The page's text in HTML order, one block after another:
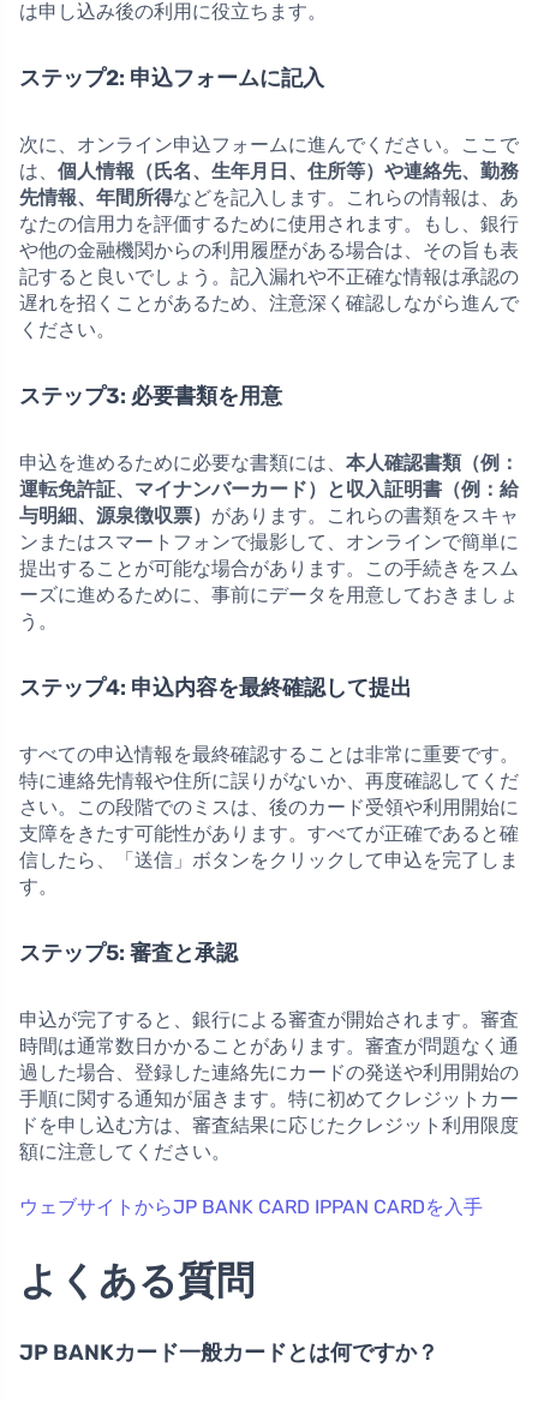
は申し込み後の利用に役立ちます。
ステップ2: 申込フォームに記入
次に、オンライン申込フォームに進んでください。ここで
は、 個人情報（氏名、生年月日、住所等）や連絡先、勤務
先情報、年間所得などを記入します。これらの情報は、あ
なたの信用力を評価するために使用されます。もし、銀行
や他の金融機関からの利用履歴がある場合は、その旨も表
記すると良いでしょう。記入漏れや不正確な情報は承認の
遅れを招くことがあるため、注意深く確認しながら進んで
ください。
ステップ3: 必要書類を用意
申込を進めるために必要な書類には、 本人確認書類（例：
運転免許証、マイナンバーカード）と収入証明書（例：給
与明細、源泉徴収票） があります。これらの書類をスキャ
ンまたはスマートフォンで撮影して、オンラインで簡単に
提出することが可能な場合があります。この手続きをスム
ーズに進めるために、事前にデータを用意しておきましょ
う。
ステップ4: 申込内容を最終確認して提出
すべての申込情報を最終確認することは非常に重要です。
特に連絡先情報や住所に誤りがないか、再度確認してくだ
さい。この段階でのミスは、後のカード受領や利用開始に
支障をきたす可能性があります。すべてが正確であると確
信したら、「送信」ボタンをクリックして申込を完了しま
す。
ステップ5: 審査と承認
申込が完了すると、銀行による審査が開始されます。審査
時間は通常数日かかることがあります。審査が問題なく通
過した場合、登録した連絡先にカードの発送や利用開始の
手順に関する通知が届きます。特に初めてクレジットカー
ドを申し込む方は、審査結果に応じたクレジット利用限度
額に注意してください。
ウェブサイトからJP BANK CARD IPPAN CARDを入手
よくある質問
JP BANKカード一般カードとは何ですか？